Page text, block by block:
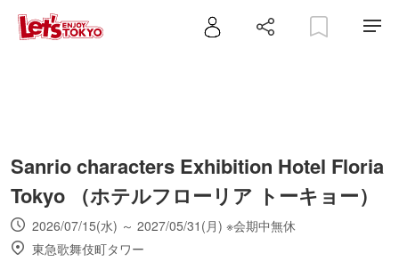
Sanrio characters Exhibition Hotel Floria
Tokyo （ホテルフローリア トーキョー）
2026/07/15(水) ～ 2027/05/31(月) ※会期中無休
東急歌舞伎町タワー